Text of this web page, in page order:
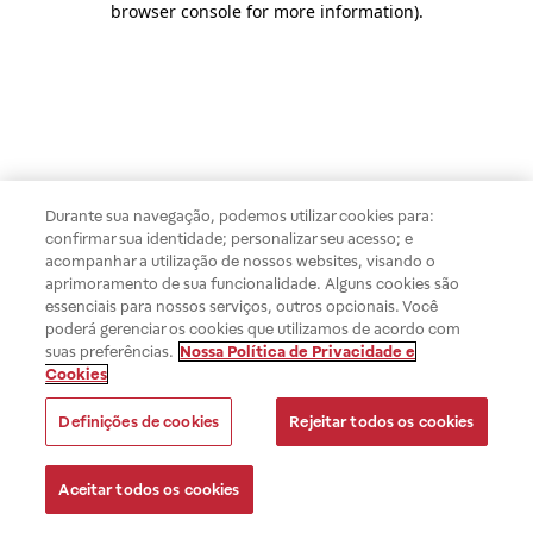
browser console for more information).
Durante sua navegação, podemos utilizar cookies para:
confirmar sua identidade; personalizar seu acesso; e
acompanhar a utilização de nossos websites, visando o
aprimoramento de sua funcionalidade. Alguns cookies são
essenciais para nossos serviços, outros opcionais. Você
poderá gerenciar os cookies que utilizamos de acordo com
suas preferências. Nossa Política de Privacidade e
Cookies
Definições de cookies Rejeitar todos os cookies
Aceitar todos os cookies